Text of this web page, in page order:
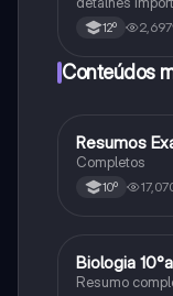
12º 2,697
Conteúdos
Português
Resumos
Completos
10º
Biologia
Biologia
Resumo